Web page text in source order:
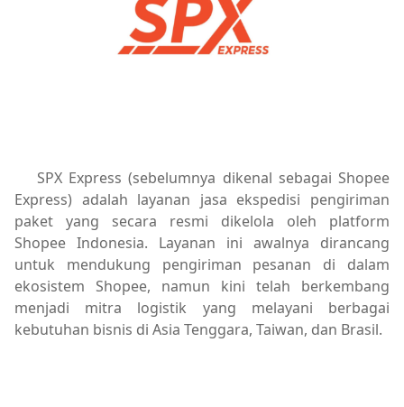
SPX Express (sebelumnya dikenal sebagai Shopee
Express) adalah layanan jasa ekspedisi pengiriman
paket yang secara resmi dikelola oleh platform
Shopee Indonesia. Layanan ini awalnya dirancang
untuk mendukung pengiriman pesanan di dalam
ekosistem Shopee, namun kini telah berkembang
menjadi mitra logistik yang melayani berbagai
kebutuhan bisnis di Asia Tenggara, Taiwan, dan Brasil.